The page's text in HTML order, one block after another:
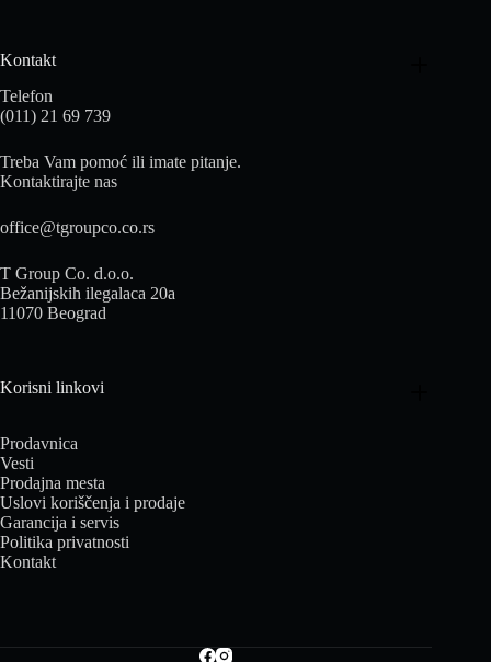
Kontakt
Telefon
(011) 21 69 739
Treba Vam pomoć ili imate pitanje.
Kontaktirajte nas
office@tgroupco.co.rs
T Group Co. d.o.o.
Bežanijskih ilegalaca 20a
11070 Beograd
Korisni linkovi
Prodavnica
Vesti
Prodajna mesta
Uslovi koriščenja i prodaje
Garancija i servis
Politika privatnosti
Kontakt